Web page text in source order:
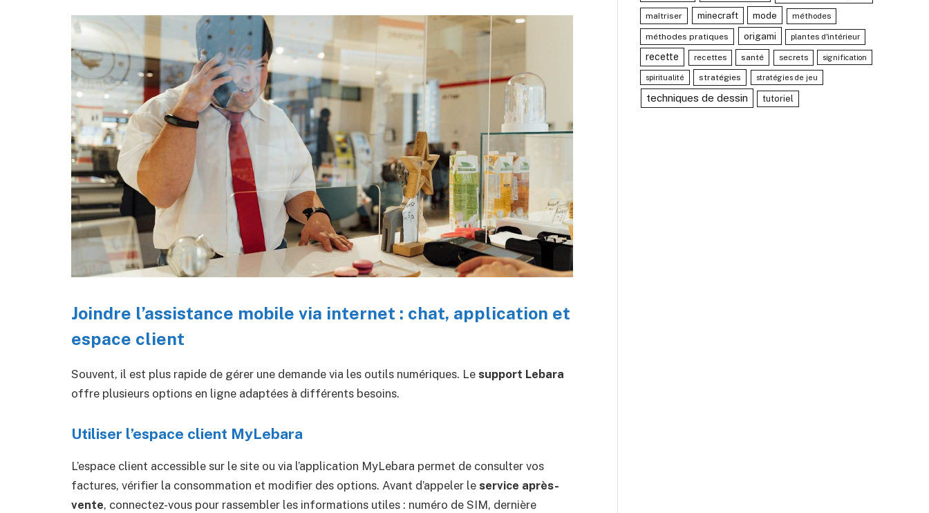
Joindre l’assistance mobile via internet : chat, application et
espace client
Souvent, il est plus rapide de gérer une demande via les outils numériques. Le support Lebara
offre plusieurs options en ligne adaptées à différents besoins.
Utiliser l’espace client MyLebara
L’espace client accessible sur le site ou via l’application MyLebara permet de consulter vos
factures, vérifier la consommation et modifier des options. Avant d’appeler le service après-
vente, connectez-vous pour rassembler les informations utiles : numéro de SIM, dernière
maîtriser minecraft mode méthodes
méthodes pratiques origami plantes d'intérieur
recette recettes santé secrets signification
spiritualité stratégies stratégies de jeu
techniques de dessin tutoriel